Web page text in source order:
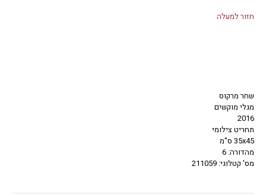
חזור למעלה
שחר מרקוס
מגלי מוקשים
2016
תחריט צילומי
35x45 ס"מ
מהדורה: 6
מס' קטלוגי: 211059